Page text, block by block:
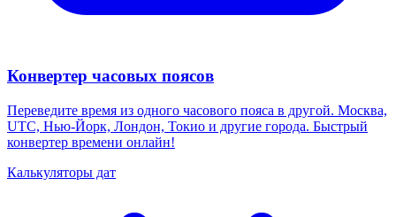
Конвертер часовых поясов
Переведите время из одного часового пояса в другой. Москва,
UTC, Нью-Йорк, Лондон, Токио и другие города. Быстрый
конвертер времени онлайн!
Калькуляторы дат